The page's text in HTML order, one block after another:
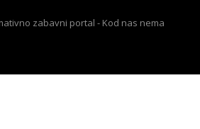
zabavni portal - Kod nas nema